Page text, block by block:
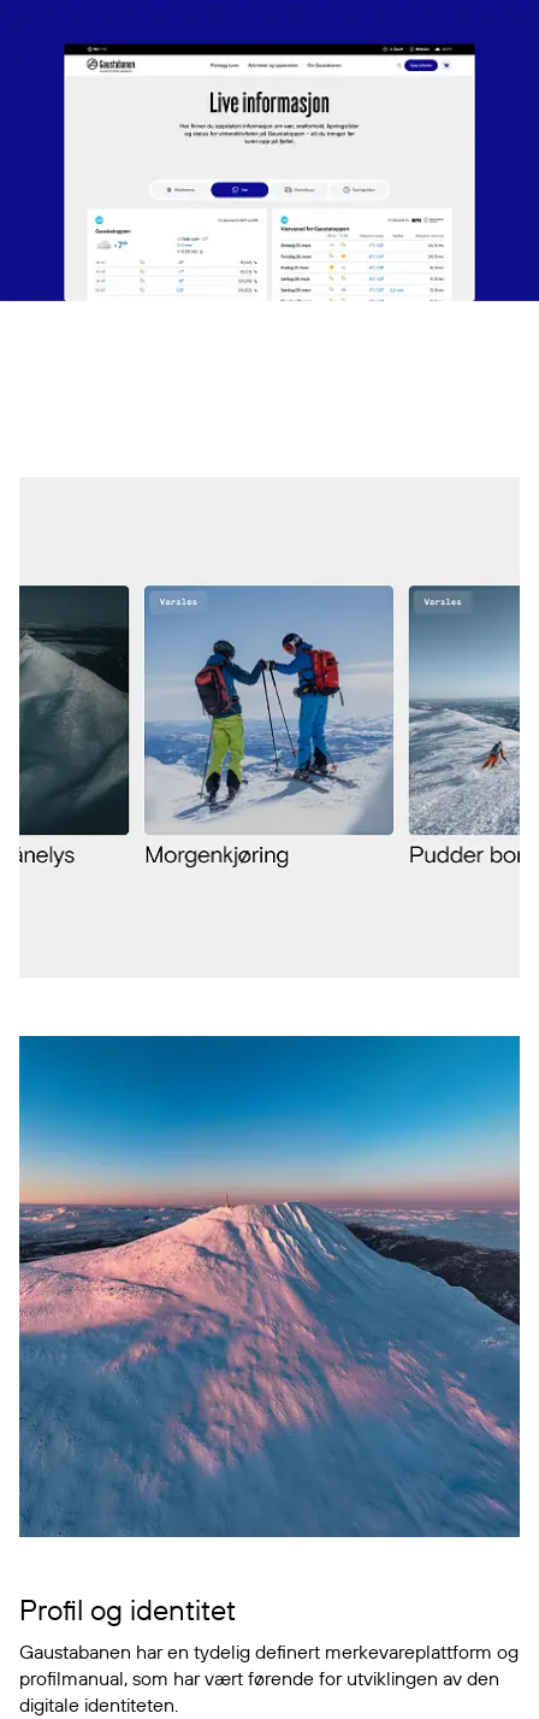
Profil og identitet
Gaustabanen har en tydelig definert merkevareplattform og
profilmanual, som har vært førende for utviklingen av den
digitale identiteten.